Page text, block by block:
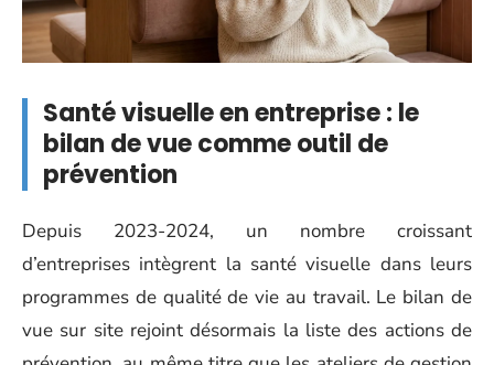
Santé visuelle en entreprise : le
bilan de vue comme outil de
prévention
Depuis 2023-2024, un nombre croissant
d’entreprises intègrent la santé visuelle dans leurs
programmes de qualité de vie au travail. Le bilan de
vue sur site rejoint désormais la liste des actions de